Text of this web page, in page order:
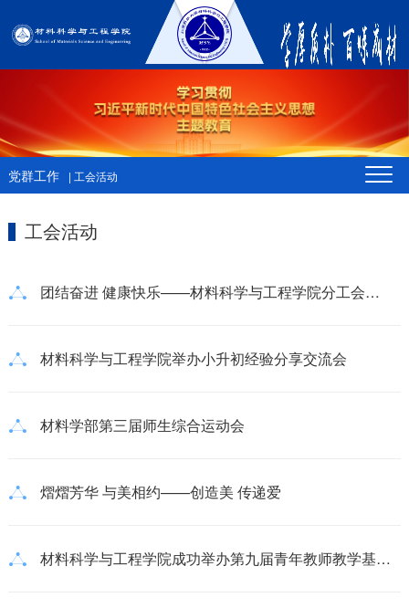
党群工作 | 工会活动
工会活动
团结奋进 健康快乐——材料科学与工程学院分工会参加学校第45届教职工运动会
材料科学与工程学院举办小升初经验分享交流会
材料学部第三届师生综合运动会
熠熠芳华 与美相约——创造美 传递爱
材料科学与工程学院成功举办第九届青年教师教学基本功比赛决赛